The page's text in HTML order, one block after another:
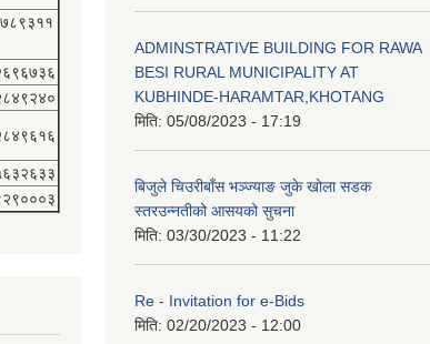
ADMINSTRATIVE BUILDING FOR RAWA
BESI RURAL MUNICIPALITY AT
KUBHINDE-HARAMTAR,KHOTANG
मिति: 05/08/2023 - 17:19
बिजुले चिउरीबाँस भञ्ज्याङ जुके खोला सडक
स्तरउन्नतीको आसयको सुचना
मिति: 03/30/2023 - 11:22
Re - Invitation for e-Bids
मिति: 02/20/2023 - 12:00